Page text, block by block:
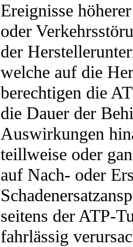
Ereignisse
oder
der
welche auf die
berechtigen die
die Dauer der
Auswirkungen
teillweise oder
auf Nach- oder
seitens der ATP-
fahrlässig